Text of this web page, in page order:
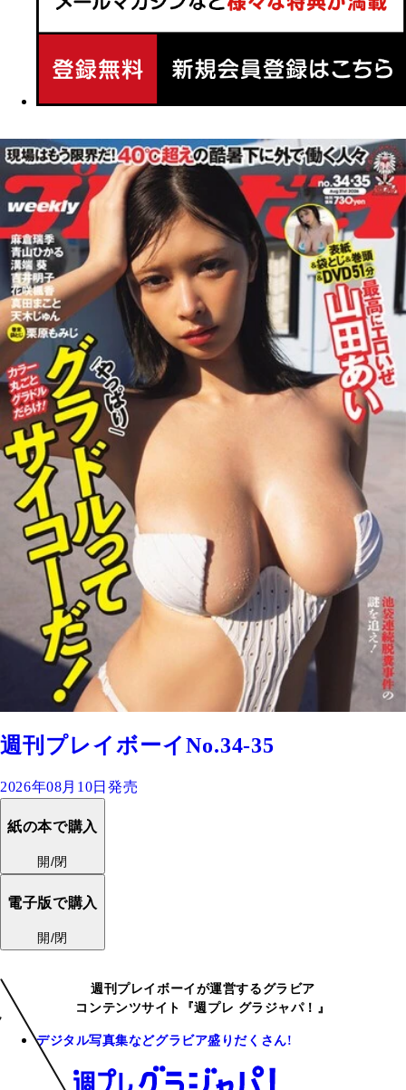
週刊プレイボーイNo.34-35
2026年08月10日発売
紙の本で購入
開/閉
電子版で購入
開/閉
週刊プレイボーイが運営するグラビア
コンテンツサイト『週プレ グラジャパ！』
デジタル写真集などグラビア盛りだくさん!